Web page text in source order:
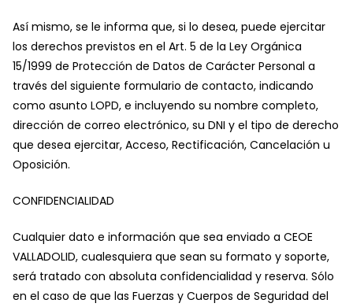
Así mismo, se le informa que, si lo desea, puede ejercitar
los derechos previstos en el Art. 5 de la Ley Orgánica
15/1999 de Protección de Datos de Carácter Personal a
través del siguiente formulario de contacto, indicando
como asunto LOPD, e incluyendo su nombre completo,
dirección de correo electrónico, su DNI y el tipo de derecho
que desea ejercitar, Acceso, Rectificación, Cancelación u
Oposición.
CONFIDENCIALIDAD
Cualquier dato e información que sea enviado a CEOE
VALLADOLID, cualesquiera que sean su formato y soporte,
será tratado con absoluta confidencialidad y reserva. Sólo
en el caso de que las Fuerzas y Cuerpos de Seguridad del